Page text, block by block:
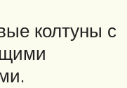
колтуны с